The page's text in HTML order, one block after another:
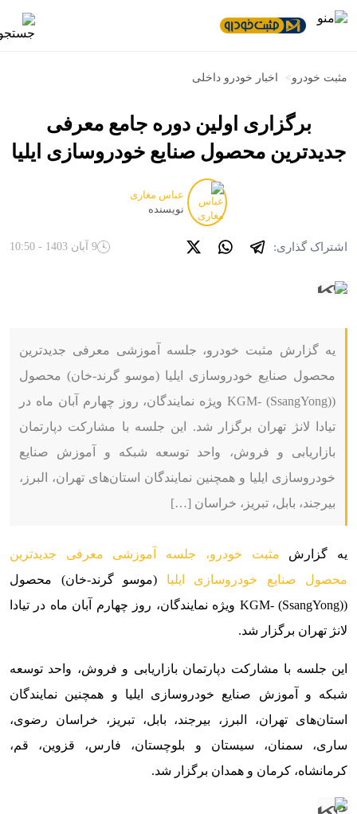
مثبت خودرو> اخبار خودرو داخلی
برگزاری اولین دوره جامع معرفی
جدیدترین محصول صنایع خودروسازی ایلیا
عباس مغاری
نویسنده
اشتراک گذاری: 9 آبان 1403 - 10:50
یه گزارش مثبت خودرو، جلسه آموزشی معرفی جدیدترین
محصول صنایع خودروسازی ایلیا (موسو گرند-خان) محصول
(KGM- (SsangYong) ویژه نمایندگان، روز چهارم آبان ماه در
تیادا لانژ تهران برگزار شد. این جلسه با مشارکت دپارتمان
بازاریابی و فروش، واحد توسعه شبکه و آموزش صنایع
خودروسازی ایلیا و همچنین نمایندگان استان‌های تهران، البرز،
بیرجند، بابل، تبریز، خراسان […]
یه گزارش مثبت خودرو،
جلسه آموزشی معرفی جدیدترین
محصول صنایع خودروسازی ایلیا (موسو گرند-خان) محصول
(KGM- (SsangYong) ویژه نمایندگان، روز چهارم آبان ماه در تیادا
لانژ تهران برگزار شد.
این جلسه با مشارکت دپارتمان بازاریابی و فروش، واحد توسعه
شبکه و آموزش صنایع خودروسازی ایلیا و همچنین نمایندگان
استان‌های تهران، البرز، بیرجند، بابل، تبریز، خراسان رضوی،
ساری، سمنان، سیستان و بلوچستان، فارس، قزوین، قم،
کرمانشاه، کرمان و همدان برگزار شد.